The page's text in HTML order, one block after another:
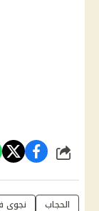
شارك
الحجاب نجوى